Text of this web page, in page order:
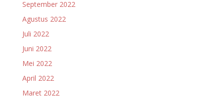
September 2022
Agustus 2022
Juli 2022
Juni 2022
Mei 2022
April 2022
Maret 2022